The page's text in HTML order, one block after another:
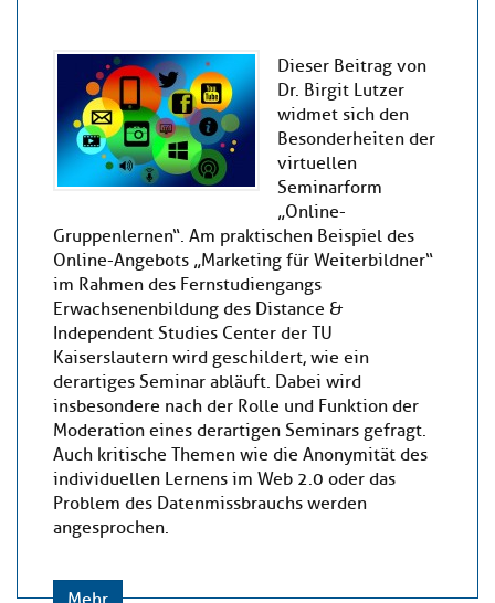
Dieser Beitrag von
Dr. Birgit Lutzer
widmet sich den
Besonderheiten der
virtuellen
Seminarform
„Online-
Gruppenlernen“. Am praktischen Beispiel des
Online-Angebots „Marketing für Weiterbildner“
im Rahmen des Fernstudiengangs
Erwachsenenbildung des Distance &
Independent Studies Center der TU
Kaiserslautern wird geschildert, wie ein
derartiges Seminar abläuft. Dabei wird
insbesondere nach der Rolle und Funktion der
Moderation eines derartigen Seminars gefragt.
Auch kritische Themen wie die Anonymität des
individuellen Lernens im Web 2.0 oder das
Problem des Datenmissbrauchs werden
angesprochen.